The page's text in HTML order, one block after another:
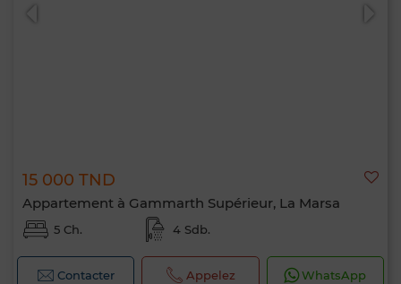
15 000 TND
Appartement à Gammarth Supérieur, La Marsa
5 Ch. 4 Sdb.
Contacter Appelez WhatsApp